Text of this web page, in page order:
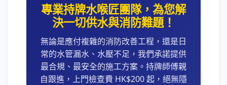
專業持牌水喉匠團隊，為您解
決一切供水與消防難題！
無論是應付複雜的消防改善工程，還是日
常的水管漏水、水壓不足，我們承諾提供
最合規、最安全的施工方案。持牌師傅親
自跟進，上門檢查費 HK$200 起，絕無隱